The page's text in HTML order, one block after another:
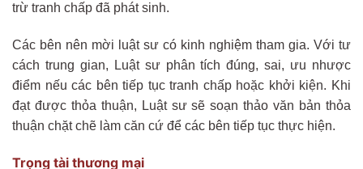
trừ tranh chấp đã phát sinh.
Các bên nên mời luật sư có kinh nghiệm tham gia. Với tư
cách trung gian, Luật sư phân tích đúng, sai, ưu nhược
điểm nếu các bên tiếp tục tranh chấp hoặc khởi kiện. Khi
đạt được thỏa thuận, Luật sư sẽ soạn thảo văn bản thỏa
thuận chặt chẽ làm căn cứ để các bên tiếp tục thực hiện.
Trọng tài thương mại